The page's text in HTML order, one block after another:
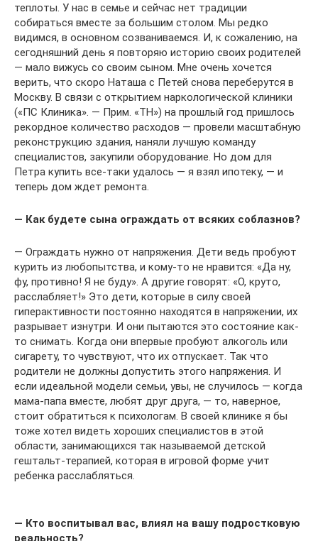
теплоты. У нас в семье и сейчас нет традиции
собираться вместе за большим столом. Мы редко
видимся, в основном созваниваемся. И, к сожалению, на
сегодняшний день я повторяю историю своих родителей
— мало вижусь со своим сыном. Мне очень хочется
верить, что скоро Наташа с Петей снова переберутся в
Москву. В связи с открытием наркологической клиники
(«ПС Клиника». — Прим. «ТН») на прошлый год пришлось
рекордное количество расходов — провели масштабную
реконструкцию здания, наняли лучшую команду
специалистов, закупили оборудование. Но дом для
Петра купить все-таки удалось — я взял ипотеку, — и
теперь дом ждет ремонта.
— Как будете сына ограждать от всяких соблазнов?
— Ограждать нужно от напряжения. Дети ведь пробуют
курить из любопытства, и кому-то не нравится: «Да ну,
фу, противно! Я не буду». А другие говорят: «О, круто,
рас­слабляет!» Это дети, которые в силу своей
гиперактивности постоянно находятся в напряжении, их
разрывает изнутри. И они пытаются это состояние как-
то снимать. Когда они впервые пробуют алкоголь или
сигарету, то чувствуют, что их отпускает. Так что
родители не должны допустить этого напряжения. И
если идеальной модели семьи, увы, не случилось — когда
мама-папа вместе, любят друг друга, — то, наверное,
стоит обратиться к психологам. В своей клинике я бы
тоже хотел видеть хороших специалистов в этой
области, занимающихся так называемой детской
гештальт-терапией, которая в игровой форме учит
ребенка расслабляться.
— Кто воспитывал вас, влиял на вашу подростковую
реальность?